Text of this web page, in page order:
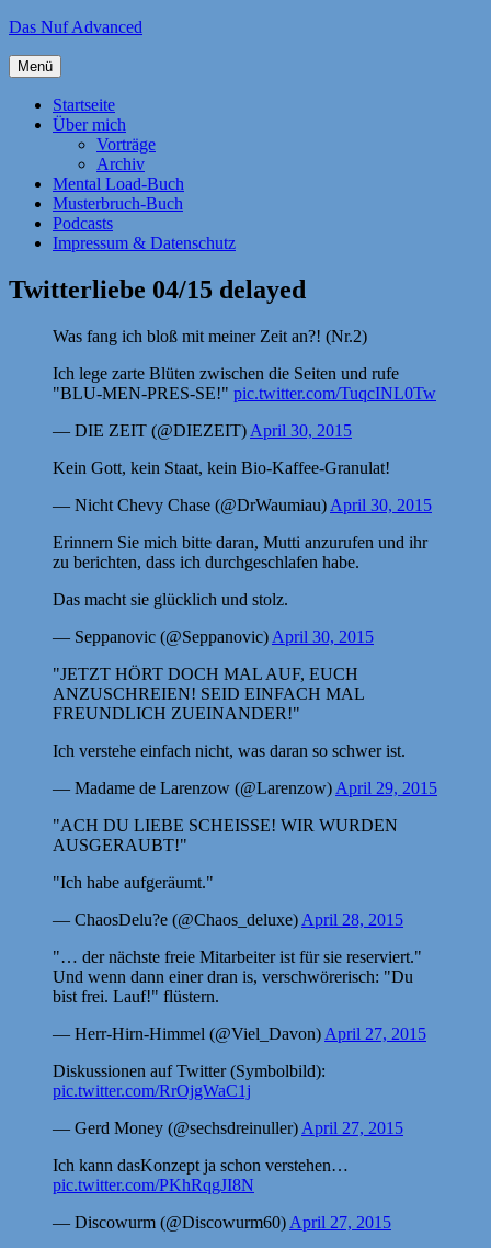
Zum
springen
Das Nuf Advanced
Menü
Startseite
Über mich
Vorträge
Archiv
Mental Load-Buch
Musterbruch-Buch
Podcasts
Impressum & Datenschutz
Twitterliebe 04/15 delayed
Was fang ich bloß mit meiner Zeit an?! (Nr.2)
Ich lege zarte Blüten zwischen die Seiten und rufe
"BLU-MEN-PRES-SE!" pic.twitter.com/TuqcINL0Tw
— DIE ZEIT (@DIEZEIT) April 30, 2015
Kein Gott, kein Staat, kein Bio-Kaffee-Granulat!
— Nicht Chevy Chase (@DrWaumiau) April 30, 2015
Erinnern Sie mich bitte daran, Mutti anzurufen und ihr
zu berichten, dass ich durchgeschlafen habe.
Das macht sie glücklich und stolz.
— Seppanovic (@Seppanovic) April 30, 2015
"JETZT HÖRT DOCH MAL AUF, EUCH
ANZUSCHREIEN! SEID EINFACH MAL
FREUNDLICH ZUEINANDER!"
Ich verstehe einfach nicht, was daran so schwer ist.
— Madame de Larenzow (@Larenzow) April 29, 2015
"ACH DU LIEBE SCHEISSE! WIR WURDEN
AUSGERAUBT!"
"Ich habe aufgeräumt."
— ChaosDelu?e (@Chaos_deluxe) April 28, 2015
"… der nächste freie Mitarbeiter ist für sie reserviert."
Und wenn dann einer dran is, verschwörerisch: "Du
bist frei. Lauf!" flüstern.
— Herr-Hirn-Himmel (@Viel_Davon) April 27, 2015
Diskussionen auf Twitter (Symbolbild):
pic.twitter.com/RrOjgWaC1j
— Gerd Money (@sechsdreinuller) April 27, 2015
Ich kann dasKonzept ja schon verstehen…
pic.twitter.com/PKhRqgJI8N
— Discowurm (@Discowurm60) April 27, 2015